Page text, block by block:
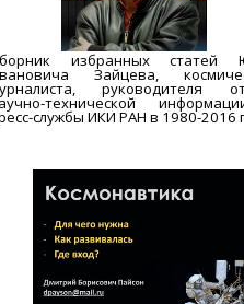
избранных статей
Зайцева,
руководителя
технической
службы ИКИ РАН в 1980-2016